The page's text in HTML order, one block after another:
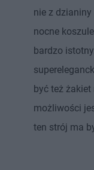
nie z dzianiny
nocne
bardzo
być też
możliwości
ten strój ma